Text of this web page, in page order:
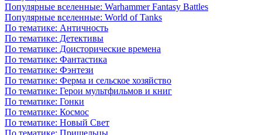
Популярные вселенные: Warhammer Fantasy Battles
Популярные вселенные: World of Tanks
По тематике: Античность
По тематике: Детективы
По тематике: Доисторические времена
По тематике: Фантастика
По тематике: Фэнтези
По тематике: Ферма и сельское хозяйство
По тематике: Герои мультфильмов и книг
По тематике: Гонки
По тематике: Космос
По тематике: Новый Свет
По тематике: Пришельцы